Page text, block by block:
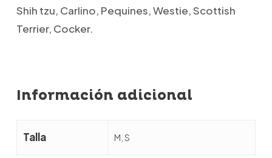
Shih tzu, Carlino, Pequines, Westie, Scottish
Terrier, Cocker.
Información adicional
Talla M, S